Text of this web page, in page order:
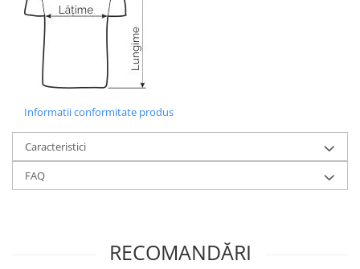
Informatii conformitate produs
Caracteristici
FAQ
RECOMANDĂRI